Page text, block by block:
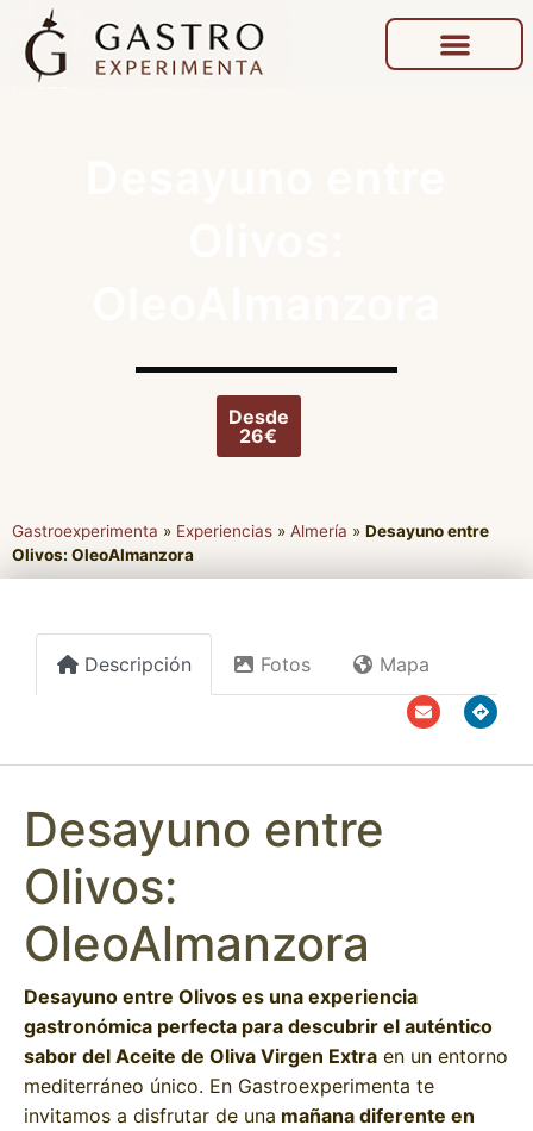
Desde
26€
Gastroexperimenta » Experiencias » Almería » Desayuno entre
Olivos: OleoAlmanzora
Descripción Fotos Mapa
Desayuno entre
Olivos:
OleoAlmanzora
Desayuno entre Olivos es una experiencia
gastronómica perfecta para descubrir el auténtico
sabor del Aceite de Oliva Virgen Extra en un entorno
mediterráneo único. En Gastroexperimenta te
invitamos a disfrutar de una mañana diferente en